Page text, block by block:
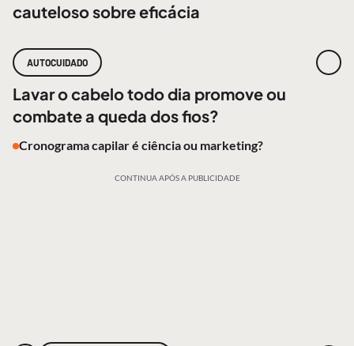
cauteloso sobre eficácia
AUTOCUIDADO
Lavar o cabelo todo dia promove ou
combate a queda dos fios?
Cronograma capilar é ciência ou marketing?
CONTINUA APÓS A PUBLICIDADE